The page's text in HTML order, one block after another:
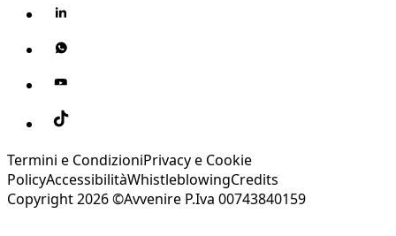
Termini e CondizioniPrivacy e Cookie
PolicyAccessibilitàWhistleblowingCredits
Copyright 2026 ©Avvenire P.Iva 00743840159